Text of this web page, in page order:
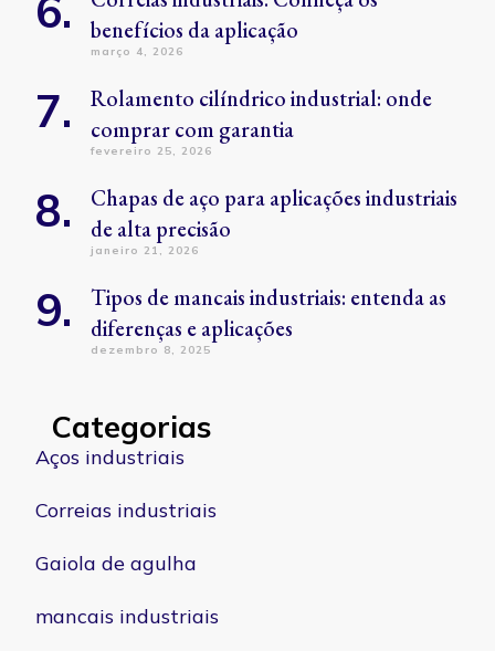
benefícios da aplicação
março 4, 2026
Rolamento cilíndrico industrial: onde
comprar com garantia
fevereiro 25, 2026
Chapas de aço para aplicações industriais
de alta precisão
janeiro 21, 2026
Tipos de mancais industriais: entenda as
diferenças e aplicações
dezembro 8, 2025
Categorias
Aços industriais
Correias industriais
Gaiola de agulha
mancais industriais